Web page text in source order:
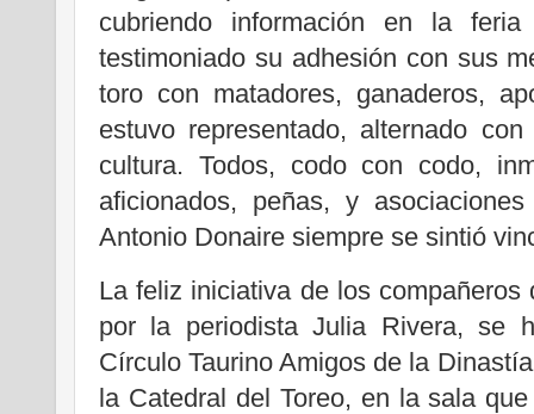
cubriendo información en la
testimoniado su adhesión con sus
toro con matadores, ganaderos,
estuvo representado, alternado
cultura. Todos, codo con codo,
aficionados, peñas, y
Antonio Donaire siempre se sintió
La feliz iniciativa de los
por la periodista Julia Rivera, se
Círculo Taurino Amigos de la
la Catedral del Toreo, en la sala